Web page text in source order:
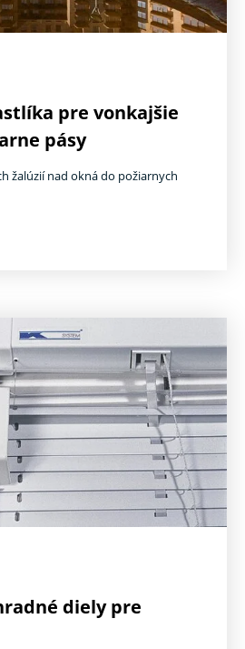
pre vonkajšie
pásy
žalúzií nad okná do požiarnych
diely pre